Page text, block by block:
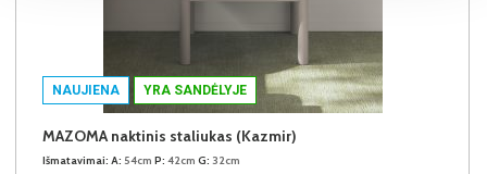
NAUJIENA YRA SANDĖLYJE
MAZOMA naktinis staliukas (Kazmir)
Išmatavimai: A: 54cm P: 42cm G: 32cm